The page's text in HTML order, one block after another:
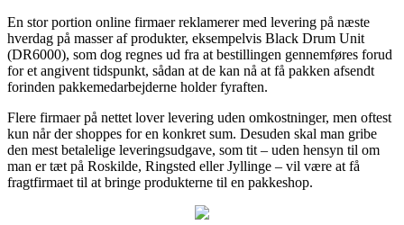
En stor portion online firmaer reklamerer med levering på næste
hverdag på masser af produkter, eksempelvis Black Drum Unit
(DR6000), som dog regnes ud fra at bestillingen gennemføres forud
for et angivent tidspunkt, sådan at de kan nå at få pakken afsendt
forinden pakkemedarbejderne holder fyraften.
Flere firmaer på nettet lover levering uden omkostninger, men oftest
kun når der shoppes for en konkret sum. Desuden skal man gribe
den mest betalelige leveringsudgave, som tit – uden hensyn til om
man er tæt på Roskilde, Ringsted eller Jyllinge – vil være at få
fragtfirmaet til at bringe produkterne til en pakkeshop.